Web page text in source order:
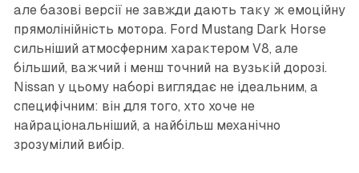
але базові версії не завжди дають таку ж емоційну
прямолінійність мотора. Ford Mustang Dark Horse
сильніший атмосферним характером V8, але
більший, важчий і менш точний на вузькій дорозі.
Nissan у цьому наборі виглядає не ідеальним, а
специфічним: він для того, хто хоче не
найраціональніший, а найбільш механічно
зрозумілий вибір.